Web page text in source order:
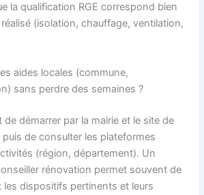
la qualification RGE correspond bien
(isolation, chauffage, ventilation,
aides locales (commune,
sans perdre des semaines ?
de démarrer par la mairie et le site de
puis de consulter les plateformes
(région, département). Un
rénovation permet souvent de
les dispositifs pertinents et leurs